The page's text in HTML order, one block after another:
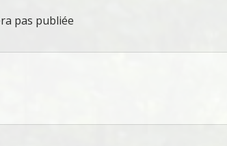
pas publiée